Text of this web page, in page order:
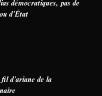
démocratiques, pas de
d’État
d’ariane de la